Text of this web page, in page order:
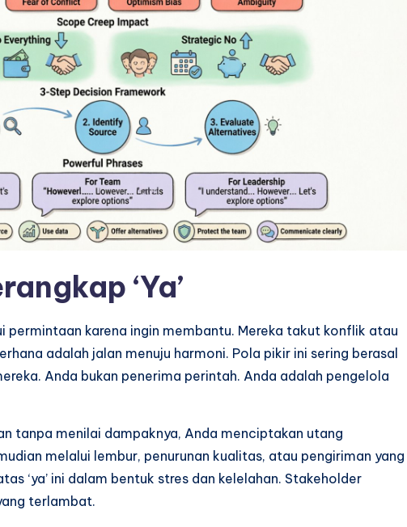
‘Ya’
permintaan karena ingin membantu. Mereka takut konflik atau
adalah jalan menuju harmoni. Pola pikir ini sering berasal
Anda bukan penerima perintah. Anda adalah pengelola
tanpa menilai dampaknya, Anda menciptakan utang
melalui lembur, penurunan kualitas, atau pengiriman yang
‘ya’ ini dalam bentuk stres dan kelelahan. Stakeholder
terlambat.